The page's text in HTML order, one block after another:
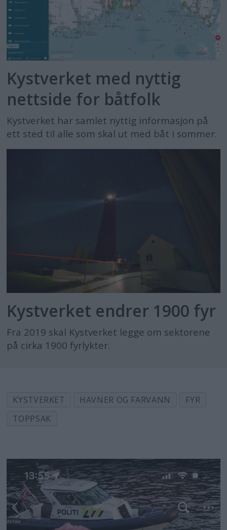
Kystverket med nyttig
nettside for båtfolk
Kystverket har samlet nyttig informasjon på
ett sted til alle som skal ut med båt i sommer.
Kystverket endrer 1900 fyr
Fra 2019 skal Kystverket legge om sektorene
på cirka 1900 fyrlykter.
KYSTVERKET HAVNER OG FARVANN
FYR
TOPPSAK